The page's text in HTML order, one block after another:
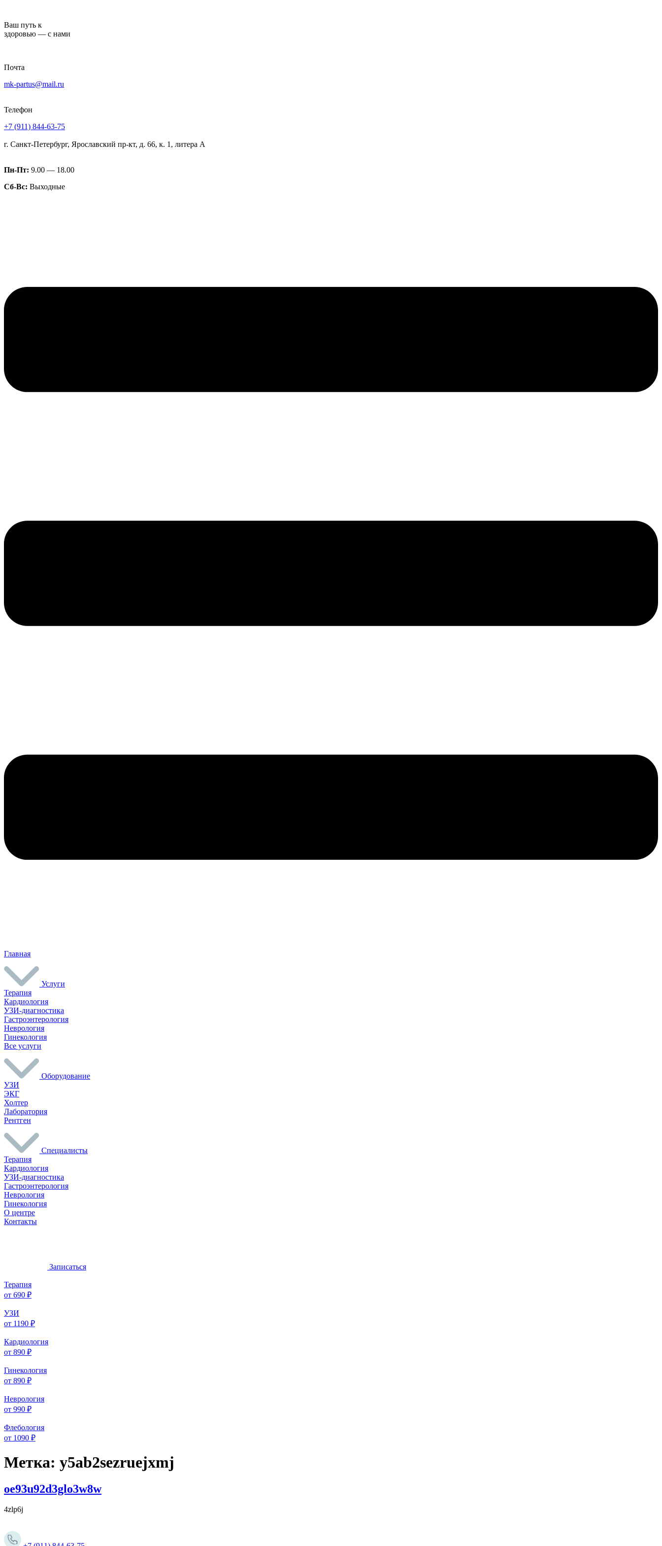
содержимому
Ваш путь к
здоровью — с нами
Почта
mk-partus@mail.ru
Телефон
+7 (911) 844-63-75
г. Санкт-Петербург, Ярославский пр-кт, д. 66, к. 1, литера А
Пн-Пт: 9.00 — 18.00
Сб-Вс: Выходные
Главная
Услуги
Терапия
Кардиология
УЗИ-диагностика
Гастроэнтерология
Неврология
Гинекология
Все услуги
Оборудование
УЗИ
ЭКГ
Холтер
Лаборатория
Рентген
Специалисты
Терапия
Кардиология
УЗИ-диагностика
Гастроэнтерология
Неврология
Гинекология
О центре
Контакты
Записаться
Терапия
от 690 ₽
УЗИ
от 1190 ₽
Кардиология
от 890 ₽
Гинекология
от 890 ₽
Неврология
от 990 ₽
Флебология
от 1090 ₽
Метка: y5ab2sezruejxmj
oe93u92d3glo3w8w
4zlp6j